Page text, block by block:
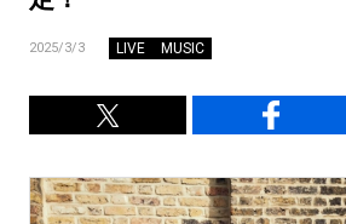
2025/3/3 LIVE MUSIC